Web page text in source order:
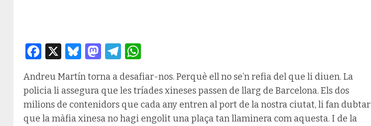
Facebook
X Bluesky
Mastodon
Telegram
Andreu Martín torna a desafiar-nos. Perquè ell no se’n refia del que li diuen. La
policia li assegura que les tríades xineses passen de llarg de Barcelona. Els dos
milions de contenidors que cada any entren al port de la nostra ciutat, li fan dubtar
que la màfia xinesa no hagi engolit una plaça tan llaminera com aquesta. I de la